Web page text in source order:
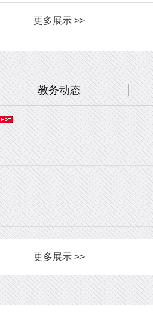
更多展示 >>
教务动态
更多展示 >>